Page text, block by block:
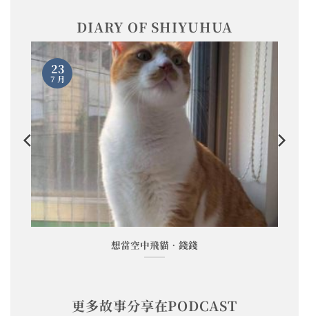
DIARY OF SHIYUHUA
想當空中飛貓•錢錢
23
7 月
更多故事分享在PODCAST